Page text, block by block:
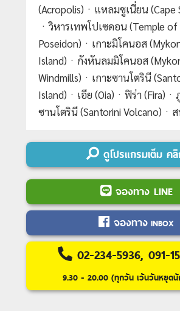
(Acropolis)ㆍแหลมซูเนี่ยน (Cape
ㆍวิหารเทพโปเซดอน (Temple of
Poseidon)ㆍเกาะมิโคนอส
Island)ㆍกังหันลมมิโคนอส
Windmills)ㆍเกาะซานโตรินี
Island)ㆍเอีย (Oia)ㆍฟิร่า (Fira)ㆍ
ซานโตรินี (Santorini Volcano)ㆍ
Stadium)#เที่ยวเต็มไม่มีวันอิสระ
ภายในประเทศ
กรุงเทพฯ-อาบูดาบี(เอมิเรต
เอเธนส์-เก็บภาพเมืองอะรา
ฟี่-ชมเมืองเก่า-เข้าชมโบราณสถ
วิหารเทพตะวัน(อะพอลโล่)-คาลัม
อร่า(วิหารบนยอดเขา)-ROCK IN
ดูโปรแกรมเต็ม ค
จองทาง LINE
จองทาง INBOX
02-234-5936, 091-
9.30 - 20.00 (ทุกวัน เว้นวันหยุด